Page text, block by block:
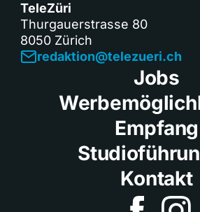
TeleZüri
Thurgauerstrasse 80
8050 Zürich
redaktion@telezueri.ch
Jobs
Empfang
Kontakt